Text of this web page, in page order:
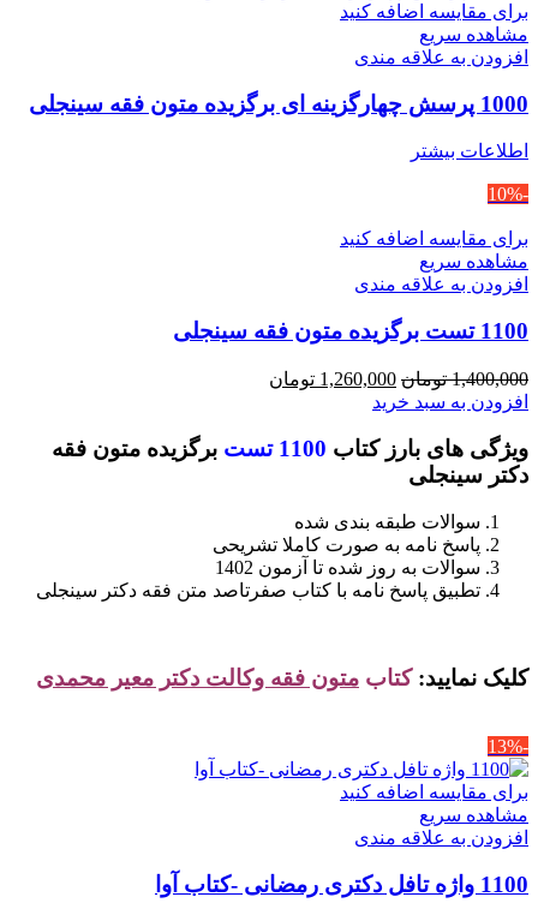
برای مقایسه اضافه کنید
مشاهده سریع
افزودن به علاقه مندی
1000 پرسش چهارگزینه ای برگزیده متون فقه سینجلی
اطلاعات بیشتر
-10%
برای مقایسه اضافه کنید
مشاهده سریع
افزودن به علاقه مندی
1100 تست برگزیده متون فقه سینجلی
1,400,000 تومان قیمت
اصلی
بود.
1,260,000 تومان
است.
افزودن به سبد خرید
ویژگی های بارز کتاب 1100 تست
برگزیده متون فقه
دکتر سینجلی
سوالات طبقه بندی شده
پاسخ نامه به صورت کاملا تشریحی
سوالات به روز شده تا آزمون 1402
تطبیق پاسخ نامه با کتاب صفرتاصد متن فقه دکتر سینجلی
کلیک نمایید: کتاب متون فقه وکالت دکتر معیر محمدی
-13%
برای مقایسه اضافه کنید
مشاهده سریع
افزودن به علاقه مندی
1100 واژه تافل دکتری رمضانی -کتاب آوا